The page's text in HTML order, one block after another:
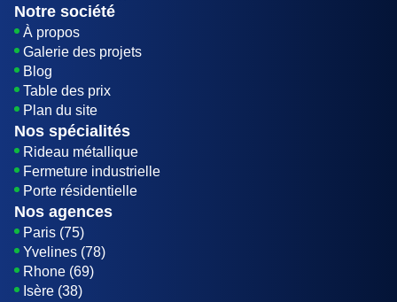
Notre société
À propos
Galerie des projets
Blog
Table des prix
Plan du site
Nos spécialités
Rideau métallique
Fermeture industrielle
Porte résidentielle
Nos agences
Paris (75)
Yvelines (78)
Rhone (69)
Isère (38)